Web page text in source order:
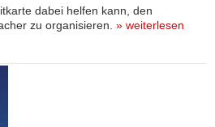
dabei helfen kann, den
zu organisieren. » weiterlesen